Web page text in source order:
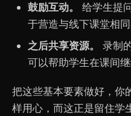
鼓励互动。
给学生提
于营造与线下课堂相同
之后共享资源。
录制
可以帮助学生在课间继
把这些基本要素做好，你
样用心，而这正是留住学